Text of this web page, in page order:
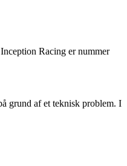
Racing er nummer
grund af et teknisk problem. I